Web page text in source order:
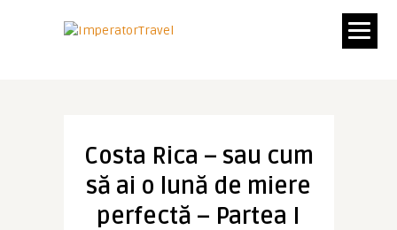
Costa Rica – sau cum
să ai o lună de miere
perfectă – Partea I